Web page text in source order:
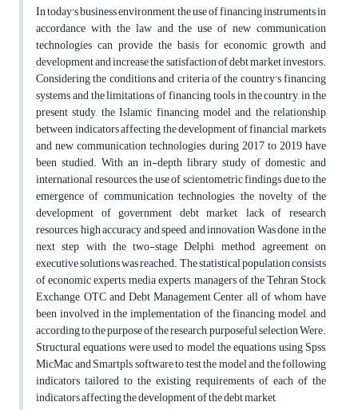
In today's business environment, the use of financing instruments in
accordance with the law and the use of new communication
technologies can provide the basis for economic growth and
development and increase the satisfaction of debt market investors.
Considering the conditions and criteria of the country's financing
systems and the limitations of financing tools in the country, in the
present study, the Islamic financing model and the relationship
between indicators affecting the development of financial markets
and new communication technologies during 2017 to 2019 have
been studied. With an in-depth library study of domestic and
international resources, the use of scientometric findings due to the
emergence of communication technologies, the novelty of the
development of government debt market, lack of research
resources, high accuracy and speed, and innovation Was done, in the
next step with the two-stage Delphi method, agreement on
executive solutions was reached. The statistical population consists
of economic experts, media experts, managers of the Tehran Stock
Exchange, OTC and Debt Management Center, all of whom have
been involved in the implementation of the financing model, and
according to the purpose of the research, purposeful selection Were.
Structural equations were used to model the equations using Spss,
MicMac and Smartpls software to test the model and the following
indicators tailored to the existing requirements of each of the
indicators affecting the development of the debt market,